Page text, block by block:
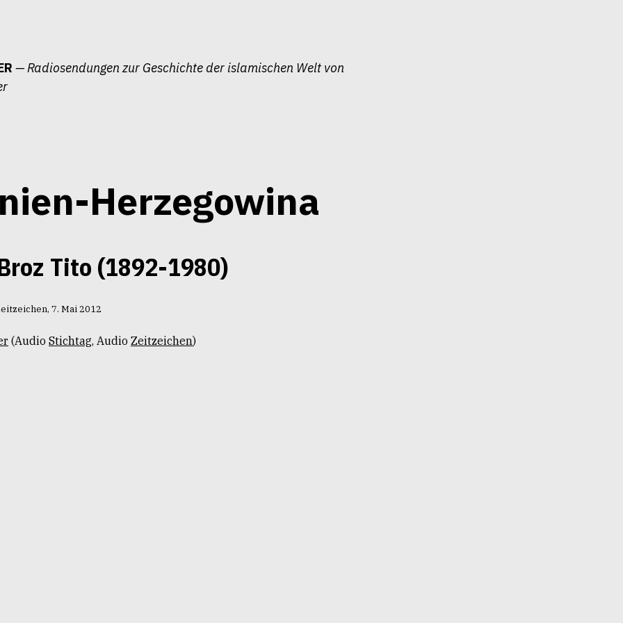
— Radiosendungen zur Geschichte der islamischen Welt von
Herzegowina
Tito (1892-1980)
7. Mai 2012
(Audio Stichtag, Audio Zeitzeichen)